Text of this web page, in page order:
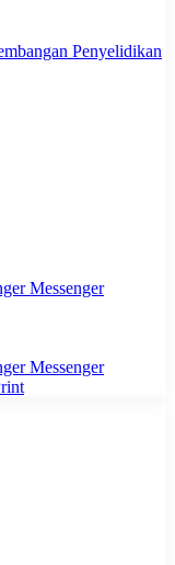
Penyelidikan
Messenger
Messenger